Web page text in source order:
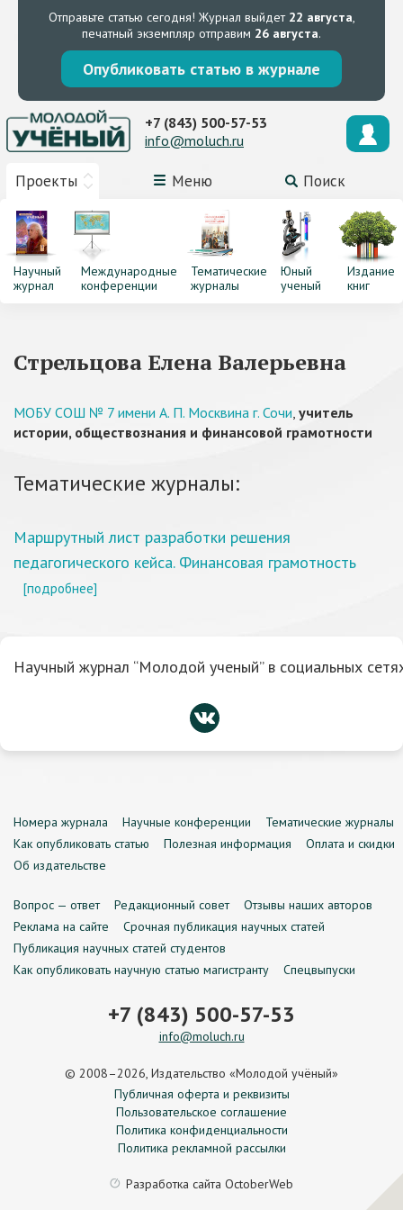
Отправьте статью сегодня! Журнал выйдет 22 августа,
печатный экземпляр отправим 26 августа.
Опубликовать статью в журнале
Проекты Меню Поиск
+7 (843) 500-57-53
info@moluch.ru
Научный
журнал
Международные
конференции
Тематические
журналы
Юный
ученый
Издание
книг
Стрельцова Елена Валерьевна
МОБУ СОШ № 7 имени А. П. Москвина г. Сочи, учитель
истории, обществознания и финансовой грамотности
Тематические журналы:
Маршрутный лист разработки решения
педагогического кейса. Финансовая грамотность
[подробнее]
Научный журнал “Молодой ученый” в социальных
Номера журнала Научные конференции
Тематические журналы
Как опубликовать статью
Полезная информация
Оплата и скидки
Об издательстве
Вопрос — ответ Редакционный совет
Отзывы наших авторов
Реклама на сайте
Срочная публикация научных статей
Публикация научных статей студентов
Как опубликовать научную статью магистранту
Спецвыпуски
+7 (843) 500-57-53
info@moluch.ru
© 2008–2026, Издательство «Молодой учёный»
Публичная оферта и реквизиты
Пользовательское соглашение
Политика конфиденциальности
Политика рекламной рассылки
Разработка сайта OctoberWeb